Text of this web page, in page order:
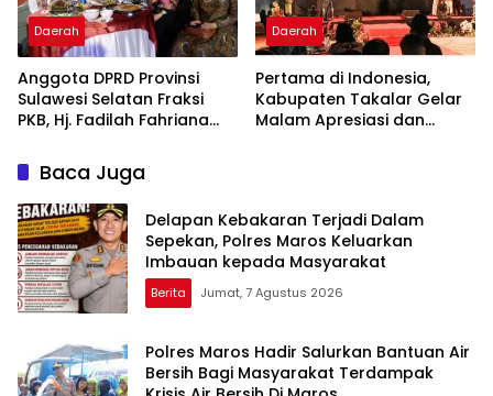
Daerah
Anggota DPRD Provinsi
Sulawesi Selatan Fraksi
PKB, Hj. Fadilah Fahriana
Takalar Menyalakan
Lentera Pengabdian
Melalui Malam Apresiasi
dan Inovasi Award 2026
Daerah
Pertama di Indonesia,
Kabupaten Takalar Gelar
Malam Apresiasi dan
Baca Juga
Delapan Kebakaran Terjadi Dalam
Sepekan, Polres Maros Keluarkan
Imbauan kepada Masyarakat
Berita Jumat, 7 Agustus 2026
Polres Maros Hadir Salurkan Bantuan Air
Bersih Bagi Masyarakat Terdampak